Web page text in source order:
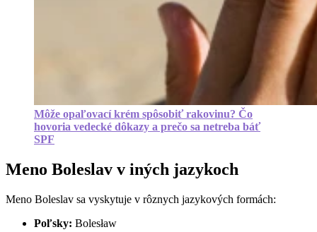
Môže opaľovací krém spôsobiť rakovinu? Čo
hovoria vedecké dôkazy a prečo sa netreba báť
SPF
Meno Boleslav v iných jazykoch
Meno Boleslav sa vyskytuje v rôznych jazykových formách:
Poľsky: Bolesław